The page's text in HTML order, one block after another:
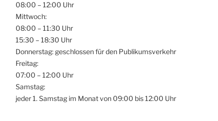
08:00 – 12:00 Uhr
Mittwoch:
08:00 – 11:30 Uhr
15:30 – 18:30 Uhr
Donnerstag: geschlossen für den Publikumsverkehr
Freitag:
07:00 – 12:00 Uhr
Samstag:
jeder 1. Samstag im Monat von 09:00 bis 12:00 Uhr